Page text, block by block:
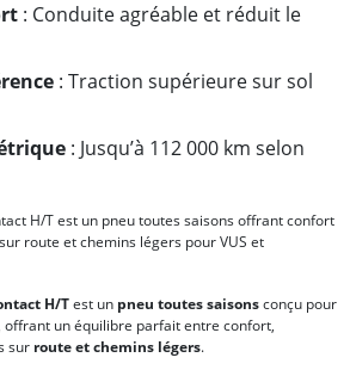
: Conduite agréable et réduit le
: Traction supérieure sur sol
: Jusqu’à 112 000 km selon
H/T est un pneu toutes saisons offrant confort
route et chemins légers pour VUS et
H/Test un pneu toutes saisonsconçu pour
offrant un équilibre parfait entre confort,
sur route et chemins légers.